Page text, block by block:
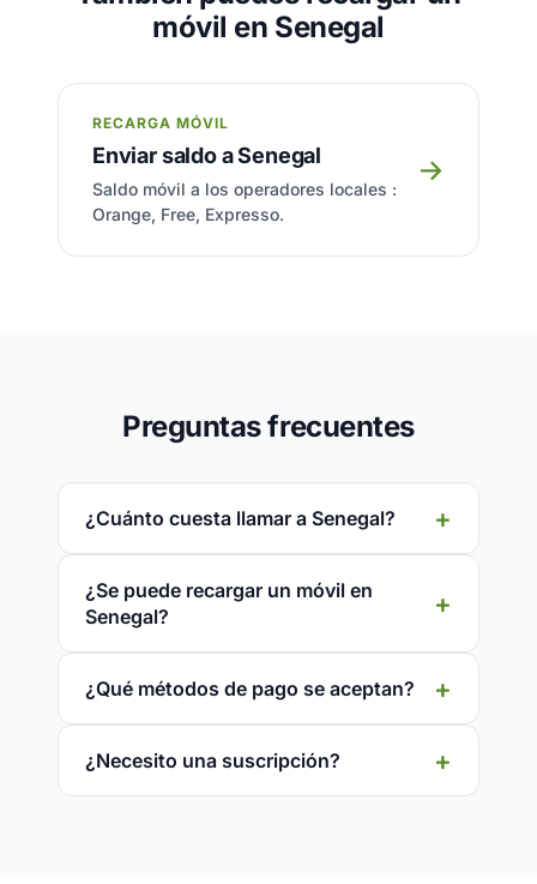
móvil en Senegal
RECARGA MÓVIL
Enviar saldo a Senegal
Saldo móvil a los operadores locales :
Orange, Free, Expresso.
→
Preguntas frecuentes
¿Cuánto cuesta llamar a Senegal?
¿Se puede recargar un móvil en
Senegal?
¿Qué métodos de pago se aceptan?
¿Necesito una suscripción?